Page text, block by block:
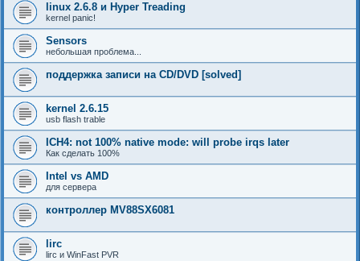
linux 2.6.8 и Hyper Treading
kernel panic!
Sensors
небольшая проблема...
поддержка записи на CD/DVD [solved]
kernel 2.6.15
usb flash trable
ICH4: not 100% native mode: will probe irqs later
Как сделать 100%
Intel vs AMD
для сервера
контроллер MV88SX6081
lirc
lirc и WinFast PVR